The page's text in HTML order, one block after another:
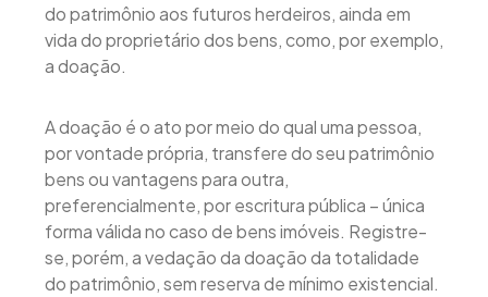
do patrimônio aos futuros herdeiros, ainda em
vida do proprietário dos bens, como, por exemplo,
a doação.
A doação é o ato por meio do qual uma pessoa,
por vontade própria, transfere do seu patrimônio
bens ou vantagens para outra,
preferencialmente, por escritura pública – única
forma válida no caso de bens imóveis. Registre-
se, porém, a vedação da doação da totalidade
do patrimônio, sem reserva de mínimo existencial.